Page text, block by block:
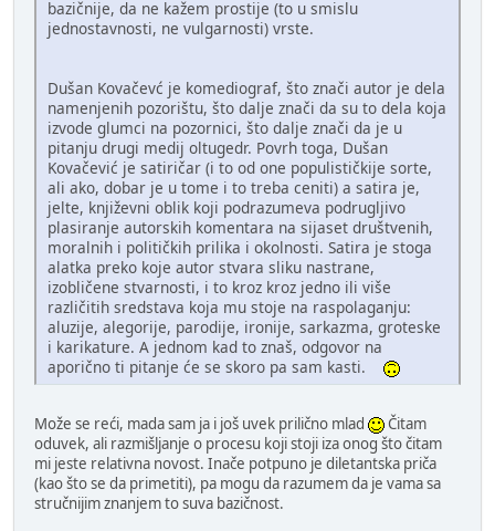
bazičnije, da ne kažem prostije (to u smislu
jednostavnosti, ne vulgarnosti) vrste.
Dušan Kovačevć je komediograf, što znači autor je dela
namenjenih pozorištu, što dalje znači da su to dela koja
izvode glumci na pozornici, što dalje znači da je u
pitanju drugi medij oltugedr. Povrh toga, Dušan
Kovačević je satiričar (i to od one populističkije sorte,
ali ako, dobar je u tome i to treba ceniti) a satira je,
jelte, književni oblik koji podrazumeva podrugljivo
plasiranje autorskih komentara na sijaset društvenih,
moralnih i političkih prilika i okolnosti. Satira je stoga
alatka preko koje autor stvara sliku nastrane,
izobličene stvarnosti, i to kroz kroz jedno ili više
različitih sredstava koja mu stoje na raspolaganju:
aluzije, alegorije, parodije, ironije, sarkazma, groteske
i karikature. A jednom kad to znaš, odgovor na
aporično ti pitanje će se skoro pa sam kasti.
Može se reći, mada sam ja i još uvek prilično mlad
Čitam
oduvek, ali razmišljanje o procesu koji stoji iza onog što čitam
mi jeste relativna novost. Inače potpuno je diletantska priča
(kao što se da primetiti), pa mogu da razumem da je vama sa
stručnijim znanjem to suva bazičnost.